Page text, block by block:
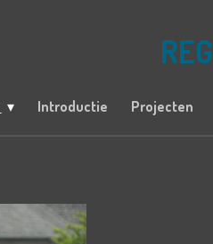
Introductie Projecten